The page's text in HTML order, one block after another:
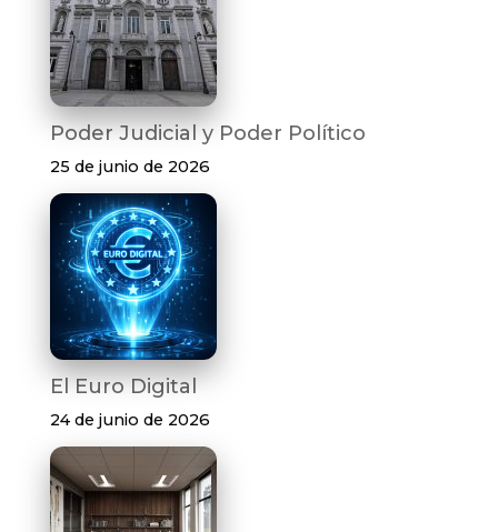
Poder Judicial y Poder Político
25 de junio de 2026
El Euro Digital
24 de junio de 2026